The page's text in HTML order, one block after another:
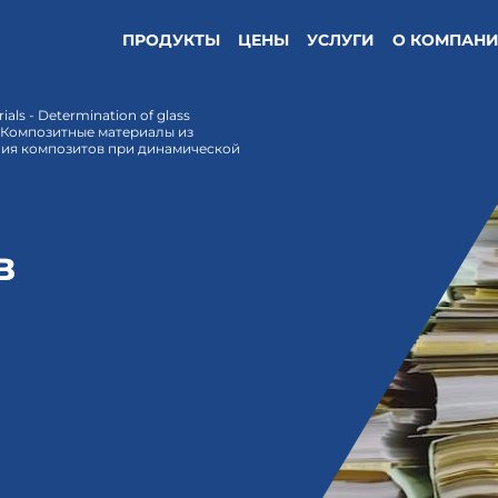
ПРОДУКТЫ ЦЕНЫ УСЛУГИ О
- Determination of glass
материалы из
композитов при динамической